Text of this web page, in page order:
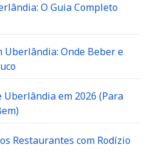
O Guia Completo
Uberlândia: Onde Beber e
em 2026 (Para
Restaurantes com Rodízio